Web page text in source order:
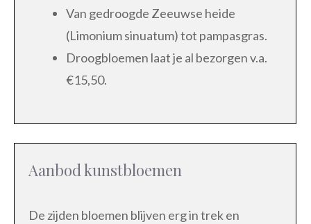
Van gedroogde Zeeuwse heide
(Limonium sinuatum) tot pampasgras.
Droogbloemen laat je al bezorgen v.a.
€15,50.
Aanbod kunstbloemen
De zijden bloemen blijven erg in trek en